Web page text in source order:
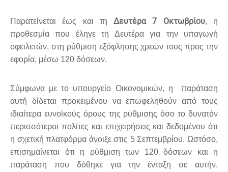
Παρατείνεται έως και τηΔευτέρα 7 Οκτωβρίου, η
προθεσμία που έληγε τη Δευτέρα για την υπαγωγή
οφειλετών, στη ρύθμιση εξόφλησης χρεών τους προς την
εφορία, μέσω 120 δόσεων.
Σύμφωνα με το υπουργείο Οικονομικών, η
παράταση
αυτή δίδεται προκειμένου να επωφεληθούν από τους
ιδιαίτερα ευνοϊκούς όρους της ρύθμισης όσο το δυνατόν
περισσότεροι πολίτες και επιχειρήσεις και δεδομένου ότι
η σχετική πλατφόρμα άνοιξε στις 5 Σεπτεμβρίου. Ωστόσο,
επισημαίνεται ότι η ρύθμιση των 120 δόσεων και η
παράταση που δόθηκε για την ένταξη σε αυτήν,